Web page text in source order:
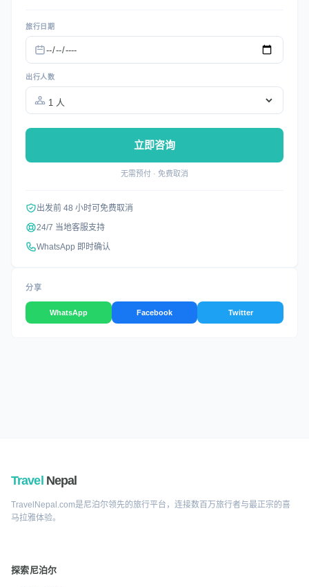
旅行日期
出行人数
立即咨询
无需预付 · 免费取消
出发前 48 小时可免费取消
24/7 当地客服支持
WhatsApp 即时确认
分享
WhatsApp Facebook Twitter
Travel Nepal
TravelNepal.com是尼泊尔领先的旅行平台，连接数百万旅行者与最正宗的喜
马拉雅体验。
探索尼泊尔